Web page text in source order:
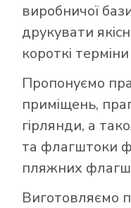
виробничої
друкувати
короткі терміни
Пропонуємо
приміщень,
гірлянди, а
та флагштоки
пляжних
Виготовляємо